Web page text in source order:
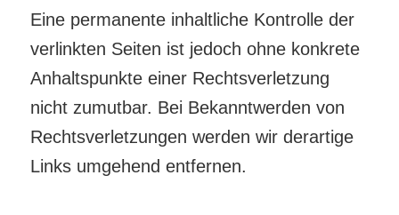
Eine permanente inhaltliche Kontrolle der
verlinkten Seiten ist jedoch ohne konkrete
Anhaltspunkte einer Rechtsverletzung
nicht zumutbar. Bei Bekanntwerden von
Rechtsverletzungen werden wir derartige
Links umgehend entfernen.